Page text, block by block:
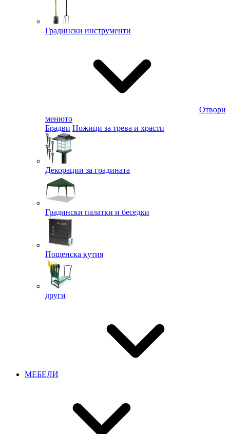
Градински инструменти
Отвори
менюто
Брадви Ножици за трева и храсти
Декорации за градината
Градински палатки и беседки
Пощенска кутия
други
МЕБЕЛИ